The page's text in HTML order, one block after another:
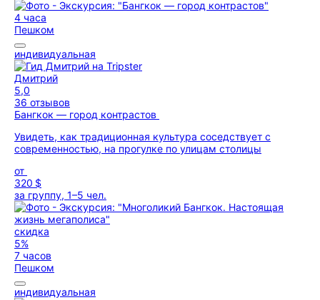
4 часа
Пешком
индивидуальная
Дмитрий
5,0
36 отзывов
Бангкок — город контрастов
Увидеть, как традиционная культура соседствует с
современностью, на прогулке по улицам столицы
от
320 $
за группу, 1–5 чел.
скидка
5%
7 часов
Пешком
индивидуальная